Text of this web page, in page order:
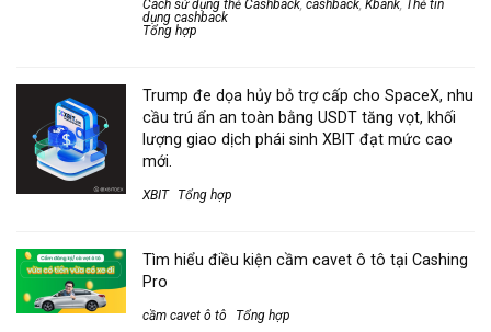
Cách sử dụng thẻ Cashback cashback Kbank Thẻ tín
dụng cashback
Tổng hợp
Trump đe dọa hủy bỏ trợ cấp cho SpaceX, nhu
cầu trú ẩn an toàn bằng USDT tăng vọt, khối
lượng giao dịch phái sinh XBIT đạt mức cao
mới.
XBIT Tổng hợp
Tìm hiểu điều kiện cầm cavet ô tô tại Cashing
Pro
cầm cavet ô tô Tổng hợp